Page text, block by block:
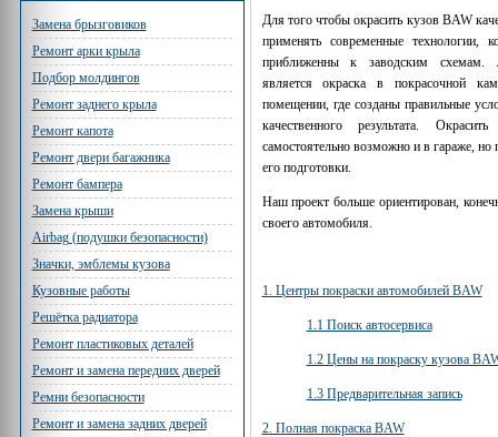
Замена брызговиков
Ремонт арки крыла
Подбор молдингов
Ремонт заднего крыла
Ремонт капота
Ремонт двери багажника
Ремонт бампера
Замена крыши
Airbag (подушки безопасности)
Значки, эмблемы кузова
Кузовные работы
Решётка радиатора
Ремонт пластиковых деталей
Ремонт и замена передних дверей
Ремни безопасности
Ремонт и замена задних дверей
Для того чтобы окрасить кузов BAW
применять современные технологии,
приближенны к заводским схемам.
является окраска в покрасочной
помещении, где созданы правильные
качественного результата.
самостоятельно возможно и в гараже,
его подготовки.
Наш проект больше ориентирован,
своего автомобиля.
1. Центры покраски автомобилей BAW
1.1 Поиск автосервиса
1.2 Цены на покраску кузова
1.3 Предварительная запись
2. Полная покраска BAW